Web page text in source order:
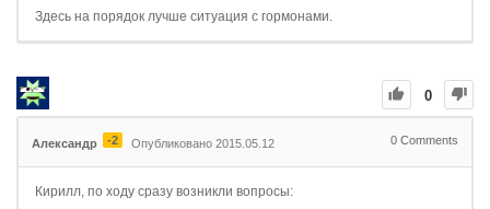
Здесь на порядок лучше ситуация с гормонами.
0
Александр -2 Опубликовано 2015.05.12 0 Comments
Кирилл, по ходу сразу возникли вопросы: